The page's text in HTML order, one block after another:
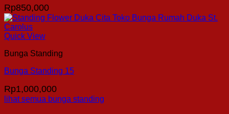
Rp850,000
Quick View
Bunga Standing
Bunga Standing 15
Rp1,000,000
lihat semua bunga standing